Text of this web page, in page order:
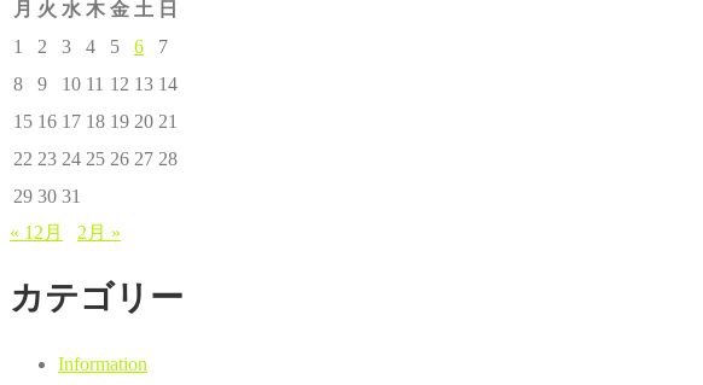
月 火 水 木 金 土 日
1
2 3 4 5 6
7
8
9 10 11 12 13 14
15 16 17 18 19 20 21
22 23 24 25 26 27 28
29 30 31
« 12月
2月 »
カテゴリー
Information